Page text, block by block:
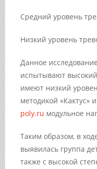
Средний уровень
Низкий уровень
Данное
испытывают высокий
имеют низкий
методикой «Кактус»
poly.ru модульное
Таким образом, в
выявилась группа
также с высокой